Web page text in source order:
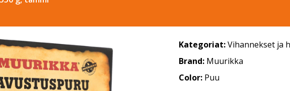
Kategoriat:Vihannekset ja
Brand: Muurikka
Color: Puu